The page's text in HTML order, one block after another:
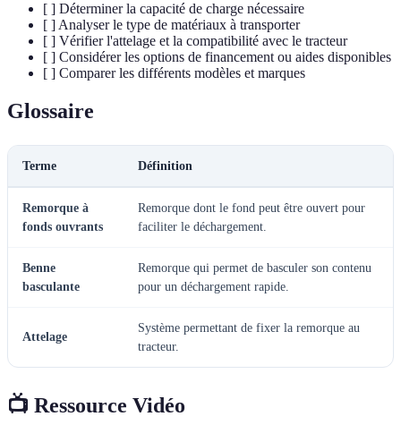
[ ] Déterminer la capacité de charge nécessaire
[ ] Analyser le type de matériaux à transporter
[ ] Vérifier l'attelage et la compatibilité avec le tracteur
[ ] Considérer les options de financement ou aides disponibles
[ ] Comparer les différents modèles et marques
Glossaire
Terme Définition
Remorque à
fonds ouvrants
Remorque dont le fond peut être ouvert pour
faciliter le déchargement.
Benne
basculante
Remorque qui permet de basculer son contenu
pour un déchargement rapide.
Attelage
Système permettant de fixer la remorque au
tracteur.
📺 Ressource Vidéo